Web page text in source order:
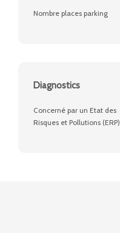
Nombre places parking
Diagnostics
Concerné par un Etat des
Risques et Pollutions (ERP)